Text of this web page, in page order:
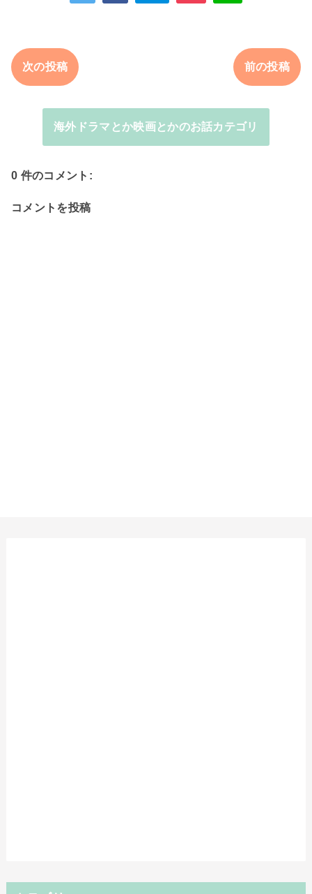
次の投稿 前の投稿
海外ドラマとか映画とかのお話カテゴリ
0 件のコメント:
コメントを投稿